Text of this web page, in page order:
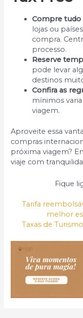
Compre tudo
lojas ou
compra.
processo.
Reserve
pode levar
destinos
Confira as
mínimos
viagem.
Aproveite essa
compras
próxima viagem?
viaje com
Fique
Tarifa
melhor
Taxas de